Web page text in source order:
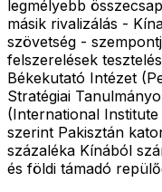
legmélyebb
másik rivalizálás -
szövetség -
felszerelések
Békekutató Intézet
Stratégiai
(International
szerint Pakisztán
százaléka Kínából
és földi támadó